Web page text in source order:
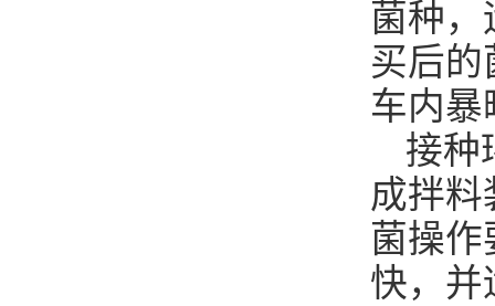
菌种，
买后的
车内暴
接种
成拌料
菌操作
快，并